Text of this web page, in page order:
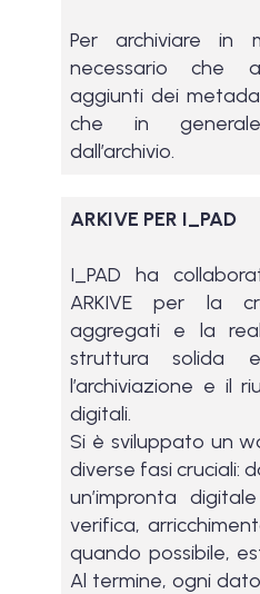
Per archiviare in
necessario che
aggiunti dei
che in
dall’archivio.
ARKIVE PER I_PAD
I_PAD ha
ARKIVE per la
aggregati e la
struttura solida
l’archiviazione e il
digitali.
Si è sviluppato un
diverse fasi cruciali:
un’impronta
verifica,
quando possibile,
Al termine, ogni